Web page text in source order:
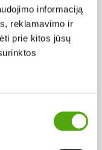
informaciją
reklamavimo ir
prie kitos jūsų